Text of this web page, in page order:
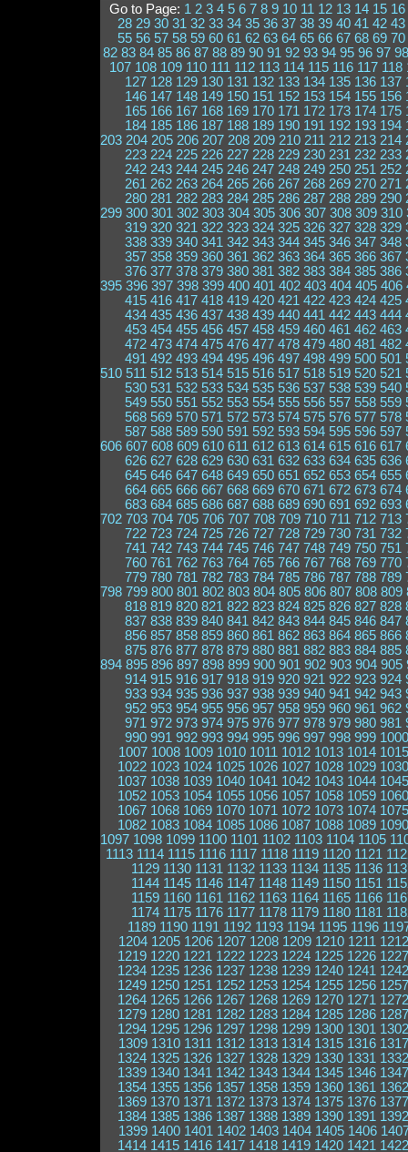
Go to Page: 1 2 3 4 5 6 7 8 9 10 11 12 13 14 15 16
28 29 30 31 32 33 34 35 36 37 38 39 40 41 42 43
55 56 57 58 59 60 61 62 63 64 65 66 67 68 69 70
82 83 84 85 86 87 88 89 90 91 92 93 94 95 96 97 98
107 108 109 110 111 112 113 114 115 116 117 118
127 128 129 130 131 132 133 134 135 136 137
146 147 148 149 150 151 152 153 154 155 156
165 166 167 168 169 170 171 172 173 174 175
184 185 186 187 188 189 190 191 192 193 194
203 204 205 206 207 208 209 210 211 212 213 214
223 224 225 226 227 228 229 230 231 232 233
242 243 244 245 246 247 248 249 250 251 252
261 262 263 264 265 266 267 268 269 270 271
280 281 282 283 284 285 286 287 288 289 290
299 300 301 302 303 304 305 306 307 308 309 310
319 320 321 322 323 324 325 326 327 328 329
338 339 340 341 342 343 344 345 346 347 348
357 358 359 360 361 362 363 364 365 366 367
376 377 378 379 380 381 382 383 384 385 386
395 396 397 398 399 400 401 402 403 404 405 406
415 416 417 418 419 420 421 422 423 424 425
434 435 436 437 438 439 440 441 442 443 444
453 454 455 456 457 458 459 460 461 462 463
472 473 474 475 476 477 478 479 480 481 482
491 492 493 494 495 496 497 498 499 500 501
510 511 512 513 514 515 516 517 518 519 520 521
530 531 532 533 534 535 536 537 538 539 540
549 550 551 552 553 554 555 556 557 558 559
568 569 570 571 572 573 574 575 576 577 578
587 588 589 590 591 592 593 594 595 596 597
606 607 608 609 610 611 612 613 614 615 616 617
626 627 628 629 630 631 632 633 634 635 636
645 646 647 648 649 650 651 652 653 654 655
664 665 666 667 668 669 670 671 672 673 674
683 684 685 686 687 688 689 690 691 692 693
702 703 704 705 706 707 708 709 710 711 712 713
722 723 724 725 726 727 728 729 730 731 732
741 742 743 744 745 746 747 748 749 750 751
760 761 762 763 764 765 766 767 768 769 770
779 780 781 782 783 784 785 786 787 788 789
798 799 800 801 802 803 804 805 806 807 808 809
818 819 820 821 822 823 824 825 826 827 828
837 838 839 840 841 842 843 844 845 846 847
856 857 858 859 860 861 862 863 864 865 866
875 876 877 878 879 880 881 882 883 884 885
894 895 896 897 898 899 900 901 902 903 904 905
914 915 916 917 918 919 920 921 922 923 924
933 934 935 936 937 938 939 940 941 942 943
952 953 954 955 956 957 958 959 960 961 962
971 972 973 974 975 976 977 978 979 980 981
990 991 992 993 994 995 996 997 998 999 1000
1007 1008 1009 1010 1011 1012 1013 1014 1015
1022 1023 1024 1025 1026 1027 1028 1029 1030
1037 1038 1039 1040 1041 1042 1043 1044 1045
1052 1053 1054 1055 1056 1057 1058 1059 1060
1067 1068 1069 1070 1071 1072 1073 1074 1075
1082 1083 1084 1085 1086 1087 1088 1089 1090
1097 1098 1099 1100 1101 1102 1103 1104 1105
1113 1114 1115 1116 1117 1118 1119 1120 1121
1129 1130 1131 1132 1133 1134 1135 1136
1144 1145 1146 1147 1148 1149 1150 1151
1159 1160 1161 1162 1163 1164 1165 1166
1174 1175 1176 1177 1178 1179 1180 1181
1189 1190 1191 1192 1193 1194 1195 1196
1204 1205 1206 1207 1208 1209 1210 1211 1212
1219 1220 1221 1222 1223 1224 1225 1226 1227
1234 1235 1236 1237 1238 1239 1240 1241 1242
1249 1250 1251 1252 1253 1254 1255 1256 1257
1264 1265 1266 1267 1268 1269 1270 1271 1272
1279 1280 1281 1282 1283 1284 1285 1286 1287
1294 1295 1296 1297 1298 1299 1300 1301 1302
1309 1310 1311 1312 1313 1314 1315 1316 1317
1324 1325 1326 1327 1328 1329 1330 1331 1332
1339 1340 1341 1342 1343 1344 1345 1346 1347
1354 1355 1356 1357 1358 1359 1360 1361 1362
1369 1370 1371 1372 1373 1374 1375 1376 1377
1384 1385 1386 1387 1388 1389 1390 1391 1392
1399 1400 1401 1402 1403 1404 1405 1406
1414 1415 1416 1417 1418 1419 1420 1421 1422